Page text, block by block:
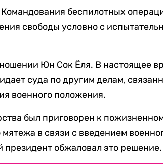
беспилотных
свободы условно с
Юн Сок Ёля. В настоящее
суда по другим делам,
военного положения.
был приговорен к
в связи с введением
обжаловал это решение.